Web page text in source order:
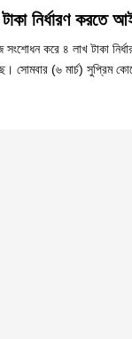
নির্ধারণ করতে
করে ৪ লাখ টাকা
সোমবার (৬ মার্চ) সুপ্রিম